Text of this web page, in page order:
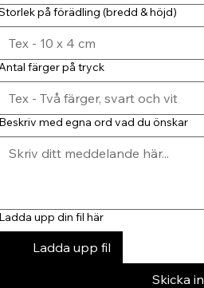
på förädling (bredd & höjd)
färger på tryck
med egna ord vad du önskar
upp din fil här
Ladda upp fil
Skicka in